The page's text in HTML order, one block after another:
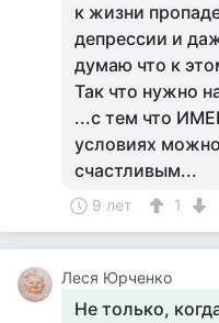
к жизни
депрессии и
думаю что к
Так что нужно
...с тем что
условиях
счастливым...
9 лет 1
Леся Юрченко
Не только,